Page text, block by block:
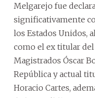
Melgarejo fue
significativamente
los Estados Unidos,
como el ex titular
Magistrados Óscar
República y actual
Horacio Cartes,